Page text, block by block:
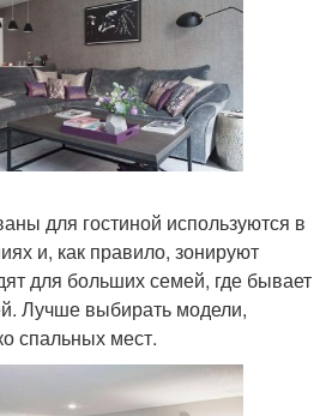
для гостиной используются в
и, как правило, зонируют
для больших семей, где бывает
Лучше выбирать модели,
спальных мест.